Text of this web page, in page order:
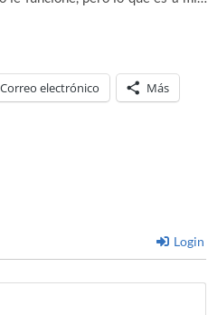
Correo electrónico Más
Login